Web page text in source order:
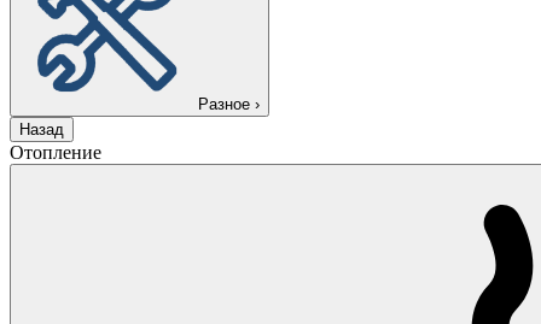
Разное ›
Назад
Отопление